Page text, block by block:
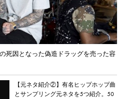
死因となった偽造ドラッグを売った容
【元ネタ紹介②】有名ヒップホップ曲
とサンプリング元ネタを5つ紹介。50